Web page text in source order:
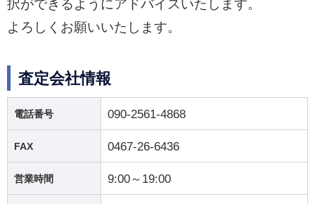
択ができるようにアドバイスいたします。
よろしくお願いいたします。
査定会社情報
電話番号 090-2561-4868
FAX 0467-26-6436
営業時間 9:00～19:00